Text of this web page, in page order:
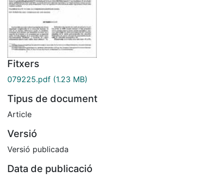
Fitxers
079225.pdf (1.23 MB)
Tipus de document
Article
Versió
Versió publicada
Data de publicació